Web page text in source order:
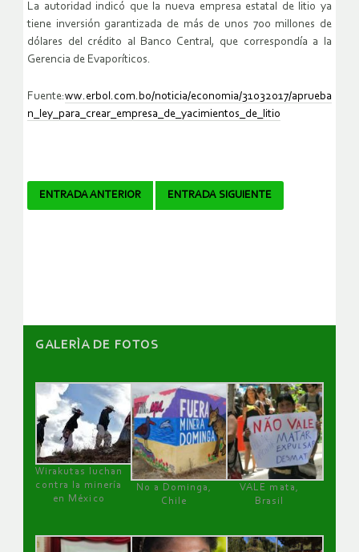
La autoridad indicó que la nueva empresa estatal de litio ya
tiene inversión garantizada de más de unos 700 millones de
dólares del crédito al Banco Central, que correspondía a la
Gerencia de Evaporíticos.
Fuente:ww.erbol.com.bo/noticia/economia/31032017/aprueba
n_ley_para_crear_empresa_de_yacimientos_de_litio
Navegador
ENTRADA ANTERIOR ENTRADA SIGUIENTE
GALERÌA DE FOTOS
Wirakutas luchan
contra la minería
en México
No a Dominga,
Chile
VALE mata,
Brasil